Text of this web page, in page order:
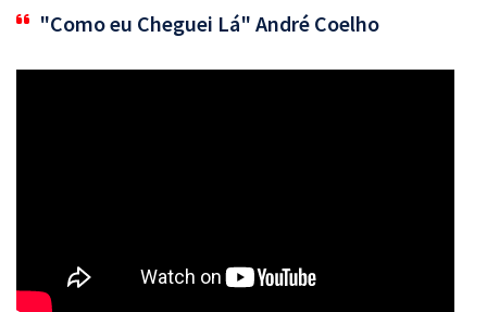
"Como eu Cheguei Lá" André Coelho